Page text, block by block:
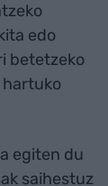
edo
betetzeko
hartuko
egiten du
saihestuz